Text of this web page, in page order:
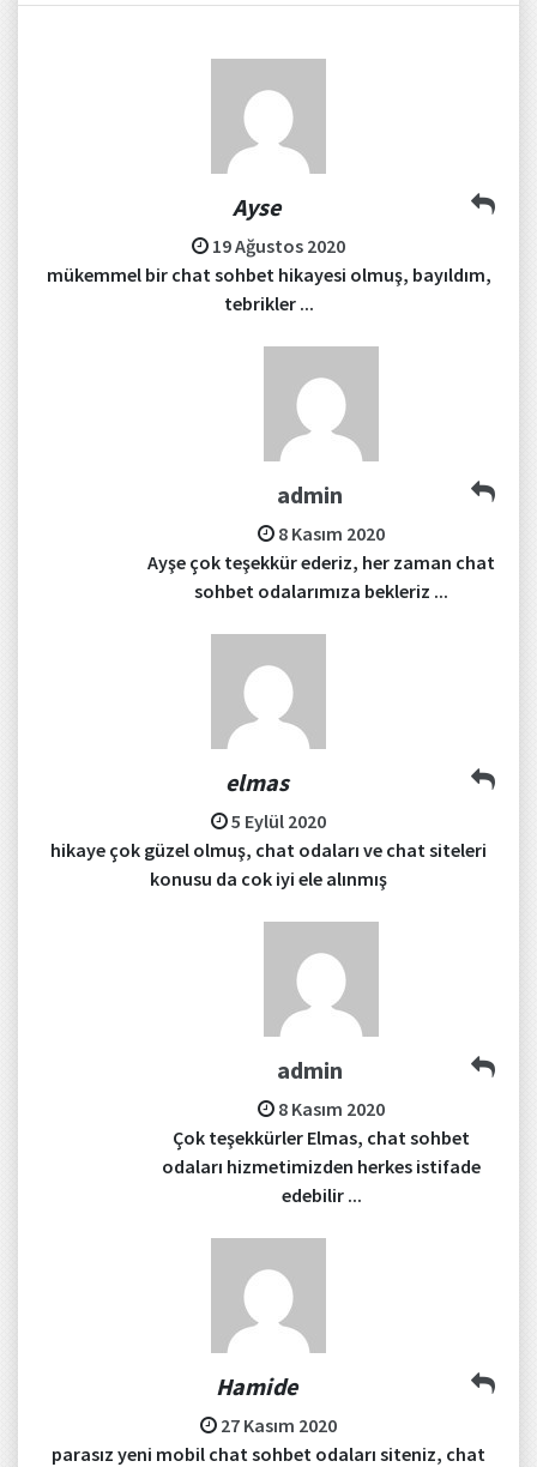
Ayse
19 Ağustos 2020
mükemmel bir chat sohbet hikayesi olmuş, bayıldım,
tebrikler ...
admin
8 Kasım 2020
Ayşe çok teşekkür ederiz, her zaman chat
sohbet odalarımıza bekleriz ...
elmas
5 Eylül 2020
hikaye çok güzel olmuş, chat odaları ve chat siteleri
konusu da cok iyi ele alınmış
admin
8 Kasım 2020
Çok teşekkürler Elmas, chat sohbet
odaları hizmetimizden herkes istifade
edebilir ...
Hamide
27 Kasım 2020
parasız yeni mobil chat sohbet odaları siteniz, chat